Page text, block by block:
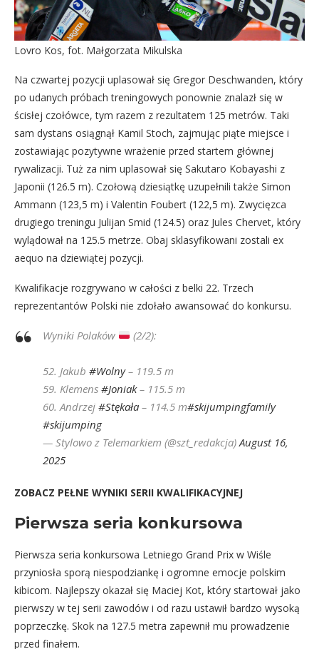
Lovro Kos, fot. Małgorzata Mikulska
Na czwartej pozycji uplasował się Gregor Deschwanden, który
po udanych próbach treningowych ponownie znalazł się w
ścisłej czołówce, tym razem z rezultatem 125 metrów. Taki
sam dystans osiągnął Kamil Stoch, zajmując piąte miejsce i
zostawiając pozytywne wrażenie przed startem głównej
rywalizacji. Tuż za nim uplasował się Sakutaro Kobayashi z
Japonii (126.5 m). Czołową dziesiątkę uzupełnili także Simon
Ammann (123,5 m) i Valentin Foubert (122,5 m). Zwycięzca
drugiego treningu Julijan Smid (124.5) oraz Jules Chervet, który
wylądował na 125.5 metrze. Obaj sklasyfikowani zostali ex
aequo na dziewiątej pozycji.
Kwalifikacje rozgrywano w całości z belki 22. Trzech
reprezentantów Polski nie zdołało awansować do konkursu.
Wyniki Polaków (2/2):
52. Jakub #Wolny– 119.5 m
59. Klemens #Joniak– 115.5 m
60. Andrzej #Stękała – 114.5 m#skijumpingfamily
#skijumping
— Stylowo z Telemarkiem (@szt_redakcja) August 16,
2025
ZOBACZ PEŁNE WYNIKI SERII KWALIFIKACYJNEJ
Pierwsza seria konkursowa
Pierwsza seria konkursowa Letniego Grand Prix w Wiśle
przyniosła sporą niespodziankę i ogromne emocje polskim
kibicom. Najlepszy okazał się Maciej Kot, który startował jako
pierwszy w tej serii zawodów i od razu ustawił bardzo wysoką
poprzeczkę. Skok na 127.5 metra zapewnił mu prowadzenie
przed finałem.